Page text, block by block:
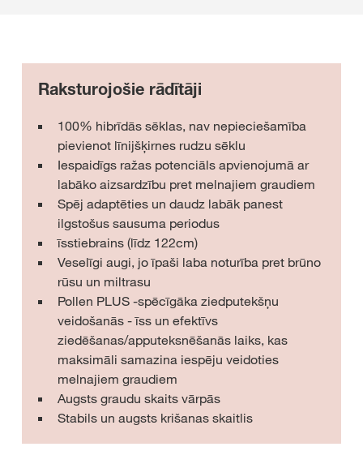
Raksturojošie rādītāji
100% hibrīdās sēklas, nav nepieciešamība
pievienot līnijšķirnes rudzu sēklu
Iespaidīgs ražas potenciāls apvienojumā ar
labāko aizsardzību pret melnajiem graudiem
Spēj adaptēties un daudz labāk panest
ilgstošus sausuma periodus
īsstiebrains (līdz 122cm)
Veselīgi augi, jo īpaši laba noturība pret brūno
rūsu un miltrasu
Pollen PLUS -spēcīgāka ziedputekšņu
veidošanās - īss un efektīvs
ziedēšanas/apputeksnēšanās laiks, kas
maksimāli samazina iespēju veidoties
melnajiem graudiem
Augsts graudu skaits vārpās
Stabils un augsts krišanas skaitlis